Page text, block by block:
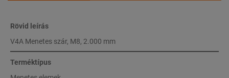
Rövid leírás
V4A Menetes szár, M8, 2.000 mm
Terméktípus